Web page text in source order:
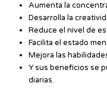
Aumenta la
Desarrolla la
Reduce el nivel de
Facilita el estado
Mejora las
Y sus beneficios se
diarias.